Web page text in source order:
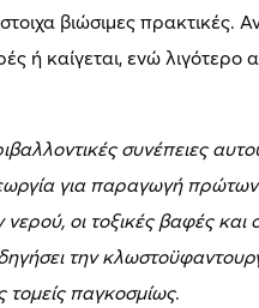
βιώσιμες πρακτικές.
ή καίγεται, ενώ
συνέπειες
για παραγωγή
οι τοξικές βαφές και
την
τομείς παγκοσμίως.